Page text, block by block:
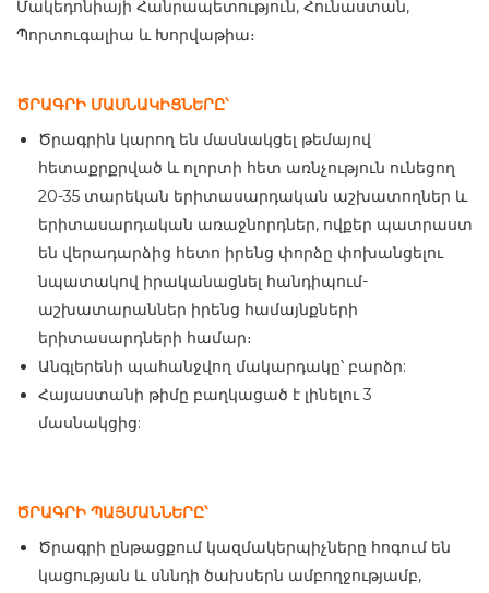
Մակեդոնիայի Հանրապետություն, Հունաստան,
Պորտուգալիա և Խորվաթիա։
ԾՐԱԳՐԻ ՄԱՍՆԱԿԻՑՆԵՐԸ՝
Ծրագրին կարող են մասնակցել թեմայով
հետաքրքրված և ոլորտի հետ առնչություն ունեցող
20-35 տարեկան երիտասարդական աշխատողներ և
երիտասարդական առաջնորդներ, ովքեր պատրաստ
են վերադարձից հետո իրենց փորձը փոխանցելու
նպատակով իրականացնել հանդիպում-
աշխատարաններ իրենց համայնքների
երիտասարդների համար։
Անգլերենի պահանջվող մակարդակը՝ բարձր:
Հայաստանի թիմը բաղկացած է լինելու 3
մասնակցից:
ԾՐԱԳՐԻ ՊԱՅՄԱՆՆԵՐԸ՝
Ծրագրի ընթացքում կազմակերպիչները հոգում են
կացության և սննդի ծախսերն ամբողջությամբ,